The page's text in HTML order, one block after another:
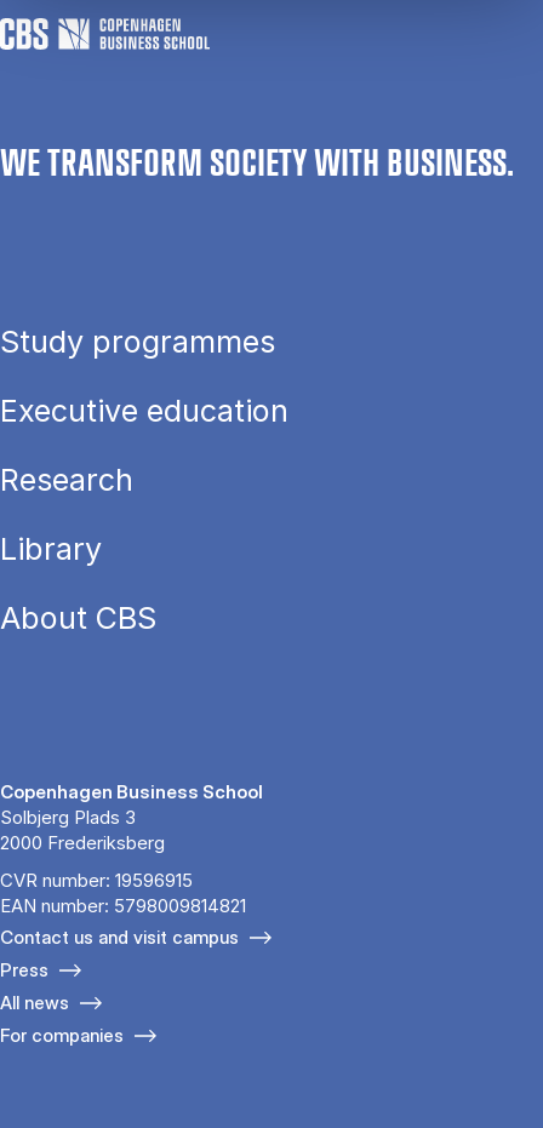
WE TRANSFORM SOCIETY WITH BUSINESS.
Study programmes
Executive education
Research
Library
About CBS
Copenhagen Business School
Solbjerg Plads 3
2000 Frederiksberg
CVR number: 19596915
EAN number: 5798009814821
Contact us and visit campus
Press
All news
For companies